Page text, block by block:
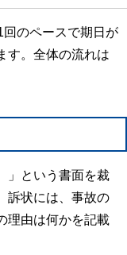
のペースで期日が
す。全体の流れは
」という書面を裁
訴状には、事故の
理由は何かを記載